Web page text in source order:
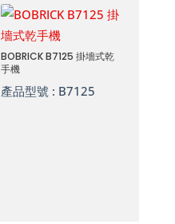
BOBRICK B7125 掛墻式乾
手機
產品型號 : B7125